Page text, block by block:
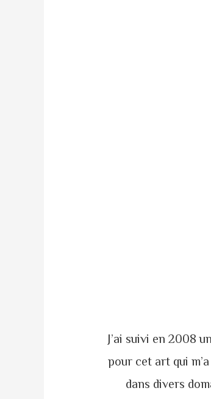
J’ai suivi en 2008
pour cet art qui
dans divers